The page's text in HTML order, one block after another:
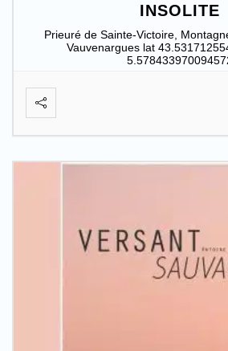
INSOLITE
Prieuré de Sainte-Victoire,
Vauvenargues lat